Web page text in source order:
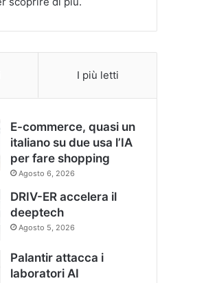
I più letti
E-commerce, quasi un
italiano su due usa l’IA
per fare shopping
Agosto 6, 2026
DRIV-ER accelera il
deeptech
Agosto 5, 2026
Palantir attacca i
laboratori AI